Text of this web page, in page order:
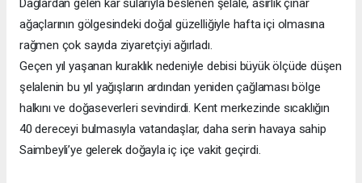
ağaçlarının gölgesindeki doğal güzelliğiyle hafta içi olmasına
rağmen çok sayıda ziyaretçiyi ağırladı.
Geçen yıl yaşanan kuraklık nedeniyle debisi büyük ölçüde düşen
şelalenin bu yıl yağışların ardından yeniden çağlaması bölge
halkını ve doğaseverleri sevindirdi. Kent merkezinde sıcaklığın
40 dereceyi bulmasıyla vatandaşlar, daha serin havaya sahip
Saimbeyli’ye gelerek doğayla iç içe vakit geçirdi.